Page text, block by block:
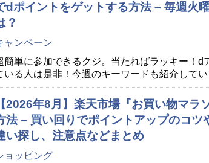
dポイントをゲットする方法 – 毎週火
？
ャンペーン
簡単に参加できるクジ。当たればラッキー！d
いる人は是非！今週のキーワードも紹介して
【2026年8月】楽天市場『お買い物マラ
法 – 買い回りでポイントアップのコツ
い探し、注意点などまとめ
ョッピング